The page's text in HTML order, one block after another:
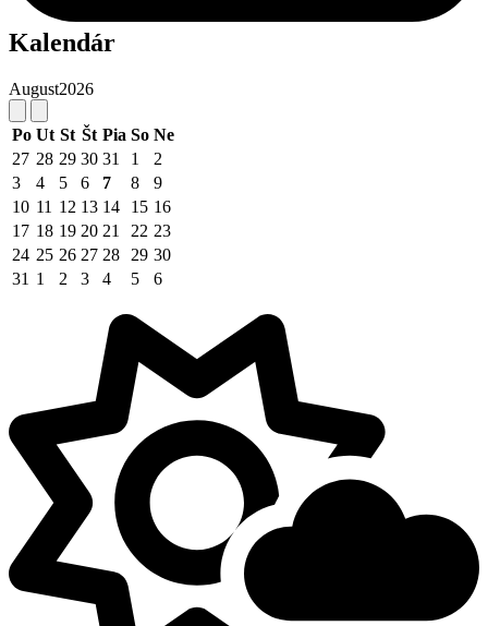
Kalendár
August2026
Po Ut St Št Pia So Ne
27 28 29 30 31 1
2
3
4 5 6 7 8
9
10 11 12 13 14 15 16
17 18 19 20 21 22 23
24 25 26 27 28 29 30
31 1 2 3 4 5 6